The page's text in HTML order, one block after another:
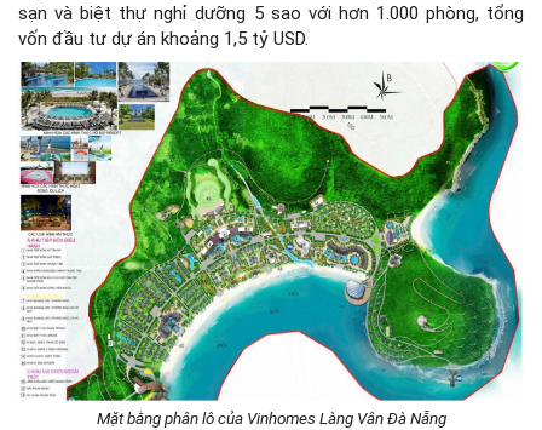
sạn và biệt thự nghỉ dưỡng 5 sao với hơn 1.000 phòng, tổng
vốn đầu tư dự án khoảng 1,5 tỷ USD.
Mặt bằng phân lô của Vinhomes Làng Vân Đà Nẵng